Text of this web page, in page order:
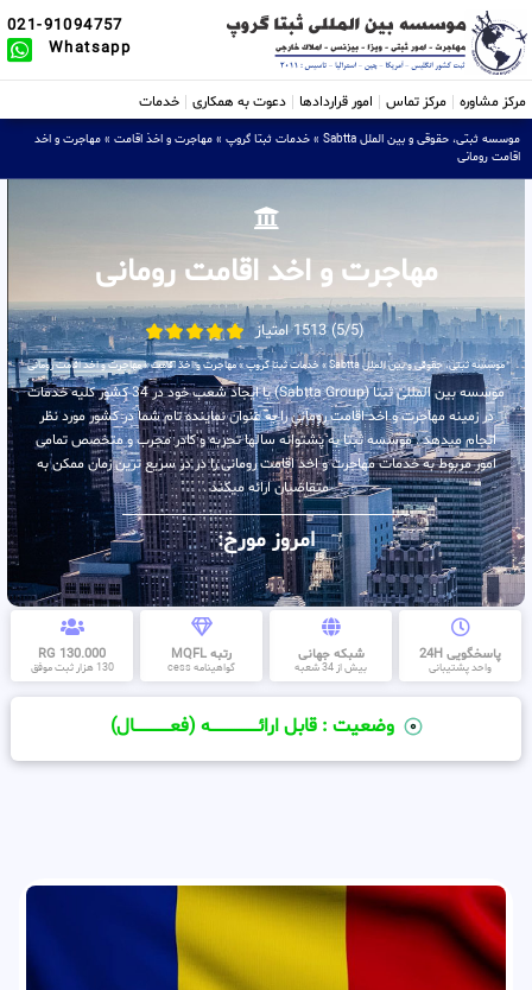
021-91094757
Whatsapp
مرکز مشاوره مرکز تماس امور قراردادها دعوت به همکاری خدمات
موسسه ثبتی، حقوقی و بین الملل Sabtta » خدمات ثبتا گروپ » مهاجرت و اخذ اقامت » مهاجرت و اخد
اقامت رومانی
مهاجرت و اخد اقامت رومانی
(5/5) 1513 امتیاز
موسسه ثبتی، حقوقی و بین الملل Sabtta » خدمات ثبتا گروپ»مهاجرت و اخذ اقامت»مهاجرت و اخد اقامت رومانی
موسسه بین المللی ثبتا (Sabtta Group) با ایجاد شعب خود در 34 کشور کلیه خدمات
در زمینه مهاجرت و اخد اقامت رومانی را به عنوان نماینده تام شما در کشور مورد نظر
انجام میدهد . موسسه ثبتا به پشتوانه سالها تجربه و کادر مجرب و متخصص تمامی
امور مربوط به خدمات مهاجرت و اخد اقامت رومانی را در در سریع ترین زمان ممکن به
متقاضیان ارائه میکند .
امروز مورخ:
پاسخگویی 24H
واحد پشتیبانی
شبکه جهانی
بیش از 34 شعبه
رتبه MQFL
گواهینامه cess
130.000 RG
130 هزار ثبت موفق
وضعیت : قابل ارائــــــــــــــــــــه (فعـــــــــــــــال)